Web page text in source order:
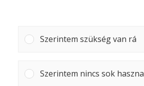
Szerintem szükség van rá
Szerintem nincs sok